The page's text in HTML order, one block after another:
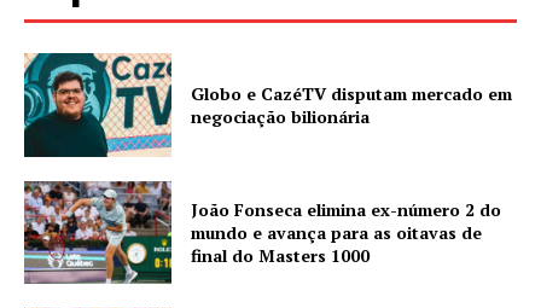
Globo e CazéTV disputam mercado em
negociação bilionária
João Fonseca elimina ex-número 2 do
mundo e avança para as oitavas de
final do Masters 1000